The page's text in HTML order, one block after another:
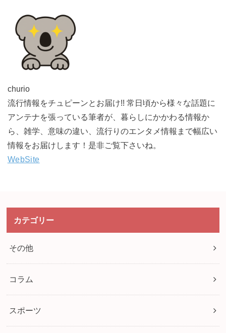
churio
流行情報をチュピーンとお届け!! 常日頃から様々な話題に
アンテナを張っている筆者が、暮らしにかかわる情報か
ら、雑学、意味の違い、流行りのエンタメ情報まで幅広い
情報をお届けします！是非ご覧下さいね。
WebSite
カテゴリー
その他
コラム
スポーツ